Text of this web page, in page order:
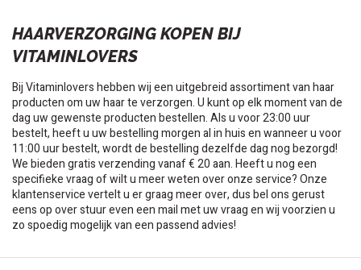
HAARVERZORGING KOPEN BIJ
VITAMINLOVERS
Bij Vitaminlovers hebben wij een uitgebreid assortiment van haar
producten om uw haar te verzorgen. U kunt op elk moment van de
dag uw gewenste producten bestellen. Als u voor 23:00 uur
bestelt, heeft u uw bestelling morgen al in huis en wanneer u voor
11:00 uur bestelt, wordt de bestelling dezelfde dag nog bezorgd!
We bieden gratis verzending vanaf € 20 aan. Heeft u nog een
specifieke vraag of wilt u meer weten over onze service? Onze
klantenservice vertelt u er graag meer over, dus bel ons gerust
eens op over stuur even een mail met uw vraag en wij voorzien u
zo spoedig mogelijk van een passend advies!